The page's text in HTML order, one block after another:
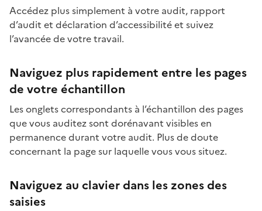
Accédez plus simplement à votre audit, rapport
d’audit et déclaration d’accessibilité et suivez
l’avancée de votre travail.
Naviguez plus rapidement entre les pages
de votre échantillon
Les onglets correspondants à l’échantillon des pages
que vous auditez sont dorénavant visibles en
permanence durant votre audit. Plus de doute
concernant la page sur laquelle vous vous situez.
Naviguez au clavier dans les zones des
saisies